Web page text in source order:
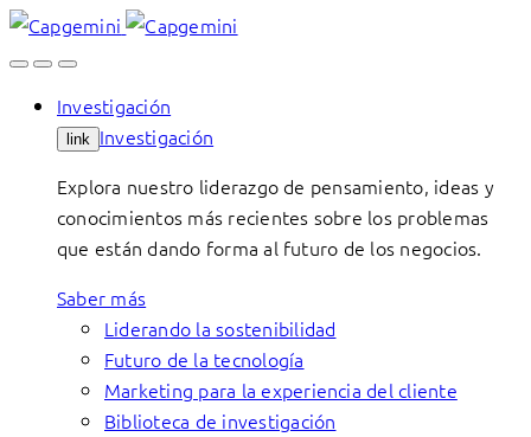
Skip
to
Investigación
link Investigación
Explora nuestro liderazgo de pensamiento, ideas y
conocimientos más recientes sobre los problemas
que están dando forma al futuro de los negocios.
Saber más
Liderando la sostenibilidad
Futuro de la tecnología
Marketing para la experiencia del cliente
Biblioteca de investigación